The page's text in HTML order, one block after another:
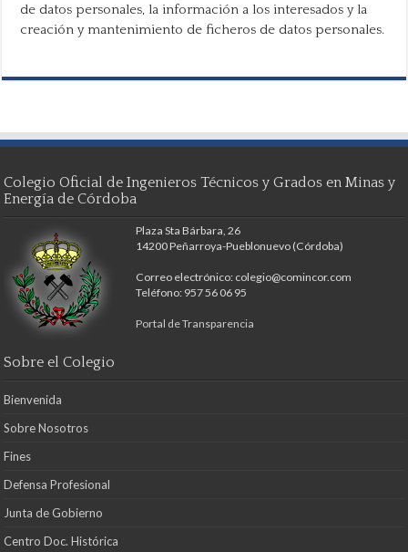
de datos personales, la información a los interesados y la
creación y mantenimiento de ficheros de datos personales.
Colegio Oficial de Ingenieros Técnicos y Grados en Minas y
Energía de Córdoba
Plaza Sta Bárbara, 26
14200 Peñarroya-Pueblonuevo (Córdoba)
Correo electrónico: colegio@comincor.com
Teléfono: 957 56 06 95
Portal de Transparencia
Sobre el Colegio
Bienvenida
Sobre Nosotros
Fines
Defensa Profesional
Junta de Gobierno
Centro Doc. Histórica